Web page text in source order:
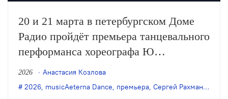
20 и 21 марта в петербургском Доме
Радио пройдёт премьера танцевального
перформанса хореографа Ю
Стрëмгрена и компании musicAeterna
Dance «Землетрясение» на музыку
2026
Анастасия Козлова
2026, musicAeterna Dance, премьера, Сергей Рахманинов